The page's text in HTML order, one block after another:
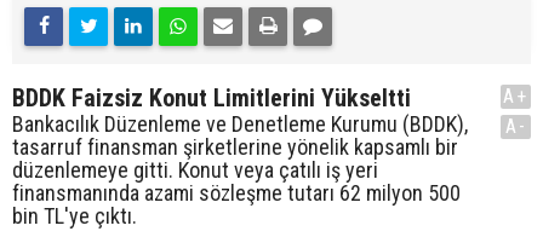
BDDK Faizsiz Konut Limitlerini Yükseltti
Bankacılık Düzenleme ve Denetleme Kurumu (BDDK),
tasarruf finansman şirketlerine yönelik kapsamlı bir
düzenlemeye gitti. Konut veya çatılı iş yeri
finansmanında azami sözleşme tutarı 62 milyon 500
bin TL'ye çıktı.
A+
A-